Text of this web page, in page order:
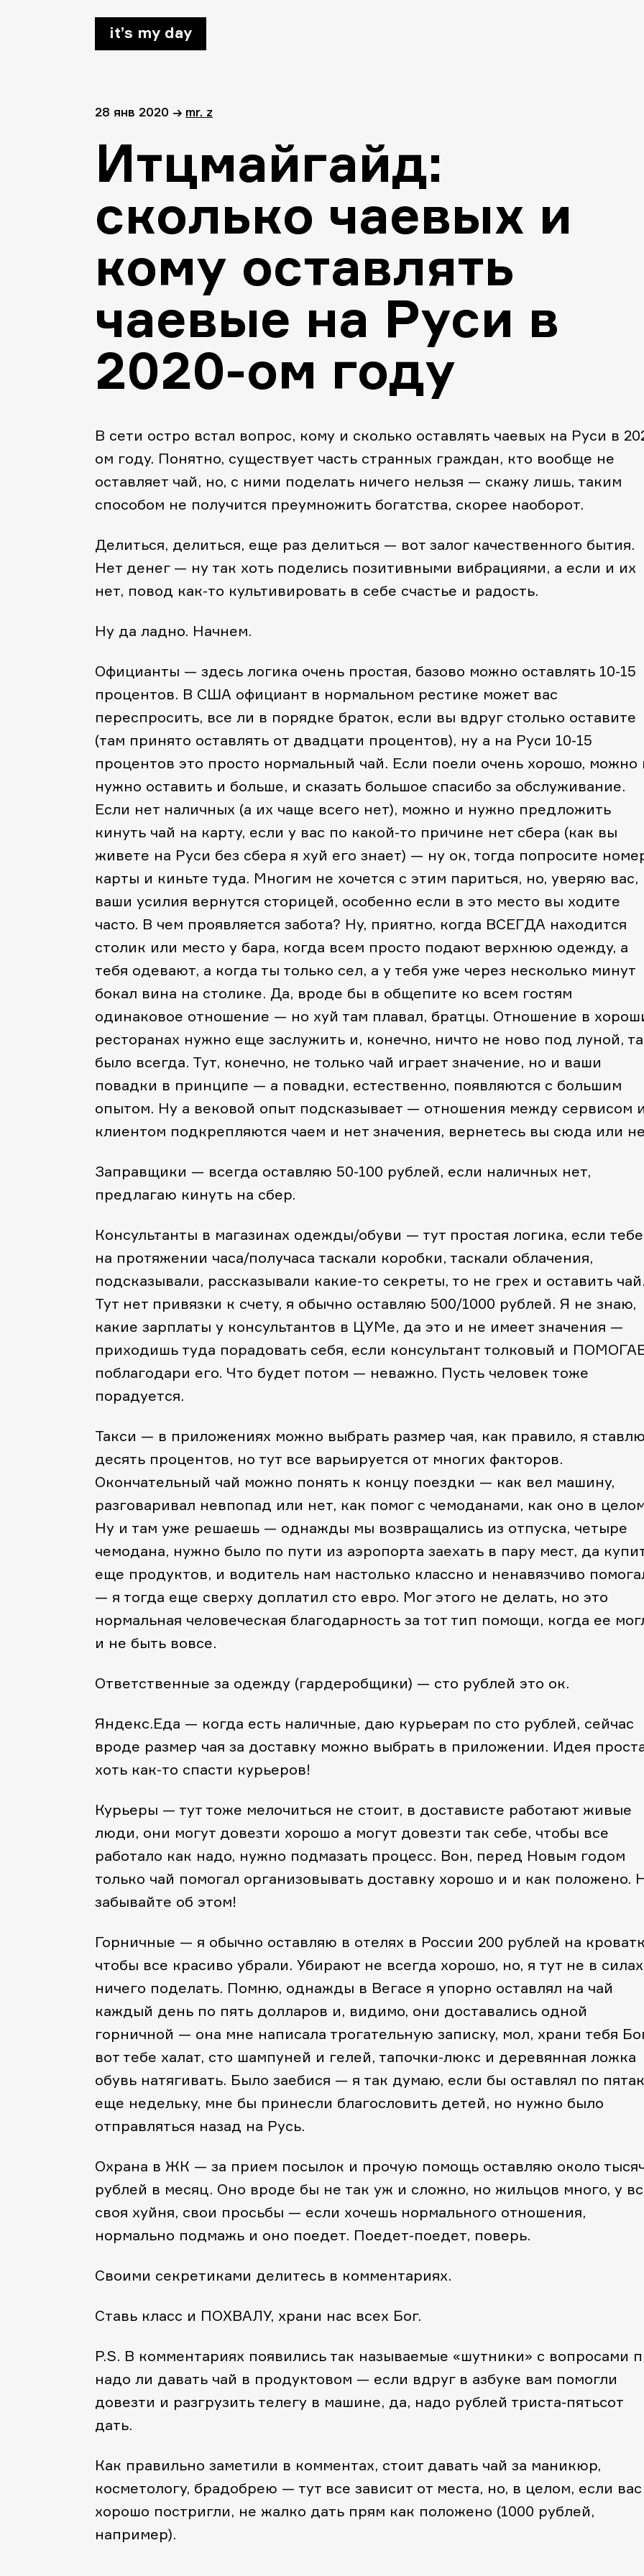
it’s my day
28 янв 2020 → mr. z
Итцмайгайд:
сколько чаевых и
кому оставлять
чаевые на Руси в
2020-ом году
В сети остро встал вопрос, кому и сколько оставлять чаевых на Руси в
ом году. Понятно, существует часть странных граждан, кто вообще не
оставляет чай, но, с ними поделать ничего нельзя — скажу лишь, таким
способом не получится преумножить богатства, скорее наоборот.
Делиться, делиться, еще раз делиться — вот залог качественного бытия.
Нет денег — ну так хоть поделись позитивными вибрациями, а если и их
нет, повод как-то культивировать в себе счастье и радость.
Ну да ладно. Начнем.
Официанты — здесь логика очень простая, базово можно оставлять 10-15
процентов. В США официант в нормальном рестике может вас
переспросить, все ли в порядке браток, если вы вдруг столько оставите
(там принято оставлять от двадцати процентов), ну а на Руси 10-15
процентов это просто нормальный чай. Если поели очень хорошо, можно
нужно оставить и больше, и сказать большое спасибо за обслуживание.
Если нет наличных (а их чаще всего нет), можно и нужно предложить
кинуть чай на карту, если у вас по какой-то причине нет сбера (как вы
живете на Руси без сбера я хуй его знает) — ну ок, тогда попросите
карты и киньте туда. Многим не хочется с этим париться, но, уверяю вас,
ваши усилия вернутся сторицей, особенно если в это место вы ходите
часто. В чем проявляется забота? Ну, приятно, когда ВСЕГДА находится
столик или место у бара, когда всем просто подают верхнюю одежду, а
тебя одевают, а когда ты только сел, а у тебя уже через несколько минут
бокал вина на столике. Да, вроде бы в общепите ко всем гостям
одинаковое отношение — но хуй там плавал, братцы. Отношение в
ресторанах нужно еще заслужить и, конечно, ничто не ново под луной,
было всегда. Тут, конечно, не только чай играет значение, но и ваши
повадки в принципе — а повадки, естественно, появляются с большим
опытом. Ну а вековой опыт подсказывает — отношения между сервисом
клиентом подкрепляются чаем и нет значения, вернетесь вы сюда или
Заправщики — всегда оставляю 50-100 рублей, если наличных нет,
предлагаю кинуть на сбер.
Консультанты в магазинах одежды/обуви — тут простая логика, если тебе
на протяжении часа/получаса таскали коробки, таскали облачения,
подсказывали, рассказывали какие-то секреты, то не грех и оставить
Тут нет привязки к счету, я обычно оставляю 500/1000 рублей. Я не знаю,
какие зарплаты у консультантов в ЦУМе, да это и не имеет значения —
приходишь туда порадовать себя, если консультант толковый и
поблагодари его. Что будет потом — неважно. Пусть человек тоже
порадуется.
Такси — в приложениях можно выбрать размер чая, как правило, я
десять процентов, но тут все варьируется от многих факторов.
Окончательный чай можно понять к концу поездки — как вел машину,
разговаривал невпопад или нет, как помог с чемоданами, как оно в
Ну и там уже решаешь — однажды мы возвращались из отпуска, четыре
чемодана, нужно было по пути из аэропорта заехать в пару мест, да
еще продуктов, и водитель нам настолько классно и ненавязчиво
— я тогда еще сверху доплатил сто евро. Мог этого не делать, но это
нормальная человеческая благодарность за тот тип помощи, когда ее
и не быть вовсе.
Ответственные за одежду (гардеробщики) — сто рублей это ок.
Яндекс.Еда — когда есть наличные, даю курьерам по сто рублей, сейчас
вроде размер чая за доставку можно выбрать в приложении. Идея
хоть как-то спасти курьеров!
Курьеры — тут тоже мелочиться не стоит, в достависте работают живые
люди, они могут довезти хорошо а могут довезти так себе, чтобы все
работало как надо, нужно подмазать процесс. Вон, перед Новым годом
только чай помогал организовывать доставку хорошо и и как положено.
забывайте об этом!
Горничные — я обычно оставляю в отелях в России 200 рублей на
чтобы все красиво убрали. Убирают не всегда хорошо, но, я тут не в силах
ничего поделать. Помню, однажды в Вегасе я упорно оставлял на чай
каждый день по пять долларов и, видимо, они доставались одной
горничной — она мне написала трогательную записку, мол, храни тебя
вот тебе халат, сто шампуней и гелей, тапочки-люкс и деревянная ложка
обувь натягивать. Было заебися — я так думаю, если бы оставлял по
еще недельку, мне бы принесли благословить детей, но нужно было
отправляться назад на Русь.
Охрана в ЖК — за прием посылок и прочую помощь оставляю около
рублей в месяц. Оно вроде бы не так уж и сложно, но жильцов много, у
своя хуйня, свои просьбы — если хочешь нормального отношения,
нормально подмажь и оно поедет. Поедет-поедет, поверь.
Своими секретиками делитесь в комментариях.
Ставь класс и ПОХВАЛУ, храни нас всех Бог.
P.S. В комментариях появились так называемые «шутники» с вопросами
надо ли давать чай в продуктовом — если вдруг в азбуке вам помогли
довезти и разгрузить телегу в машине, да, надо рублей триста-пятьсот
дать.
Как правильно заметили в комментах, стоит давать чай за маникюр,
косметологу, брадобрею — тут все зависит от места, но, в целом, если вас
хорошо постригли, не жалко дать прям как положено (1000 рублей,
например).